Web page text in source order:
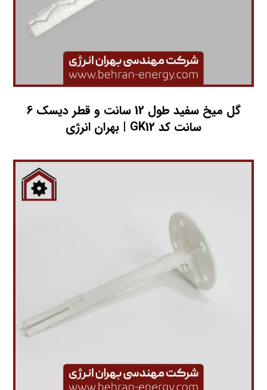
گل میخ سفید طول 12 سانت و قطر دیسک 6
سانت کد GK12 | بهران انرژی